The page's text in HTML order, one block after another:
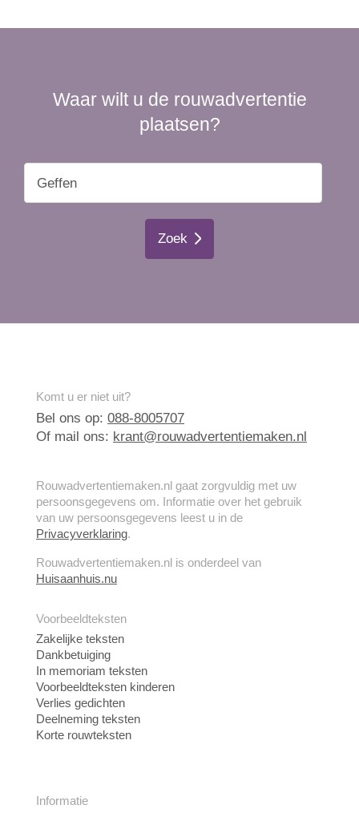
Waar wilt u de rouwadvertentie
plaatsen?
Zoek
Komt u er niet uit?
Bel ons op: 088-8005707
Of mail ons: krant@rouwadvertentiemaken.nl
Rouwadvertentiemaken.nl gaat zorgvuldig met uw
persoonsgegevens om. Informatie over het gebruik
van uw persoonsgegevens leest u in de
Privacyverklaring.
Rouwadvertentiemaken.nl is onderdeel van
Huisaanhuis.nu
Voorbeeldteksten
Zakelijke teksten
Dankbetuiging
In memoriam teksten
Voorbeeldteksten kinderen
Verlies gedichten
Deelneming teksten
Korte rouwteksten
Informatie